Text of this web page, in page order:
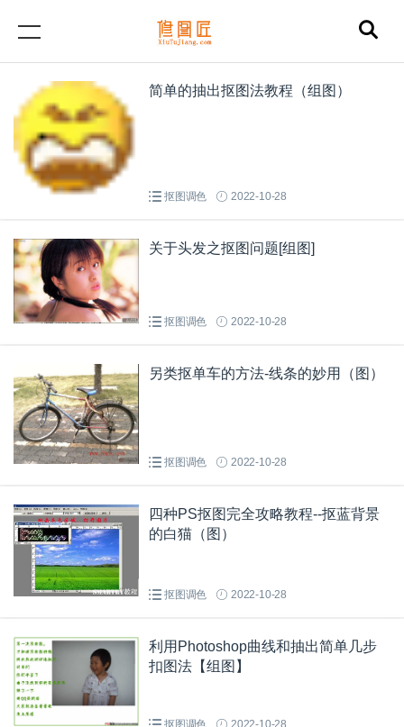
简单的抽出抠图法教程（组图）
抠图调色 2022-10-28
关于头发之抠图问题[组图]
抠图调色 2022-10-28
另类抠单车的方法-线条的妙用（图）
抠图调色 2022-10-28
四种PS抠图完全攻略教程--抠蓝背景
的白猫（图）
抠图调色 2022-10-28
利用Photoshop曲线和抽出简单几步
扣图法【组图】
抠图调色 2022-10-28